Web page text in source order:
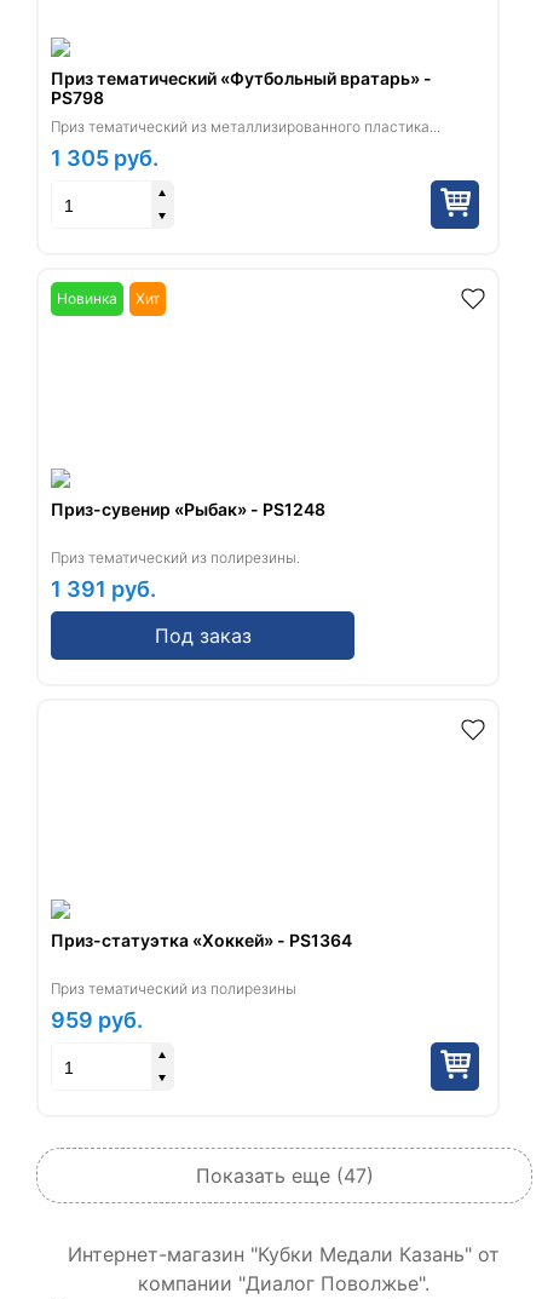
Приз тематический «Футбольный вратарь» -
PS798
Приз тематический из металлизированного пластика...
1 305 руб.
Новинка Хит
Приз-сувенир «Рыбак» - PS1248
Приз тематический из полирезины.
1 391 руб.
Под заказ
Приз-статуэтка «Хоккей» - PS1364
Приз тематический из полирезины
959 руб.
Показать еще (47)
Интернет-магазин "Кубки Медали Казань" от
компании "Диалог Поволжье".